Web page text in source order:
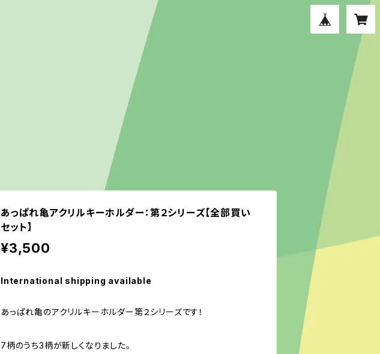
あっぱれ亀アクリルキーホルダー：第２シリーズ【全部買い
セット】
¥3,500
International shipping available
あっぱれ亀のアクリルキーホルダー第２シリーズです！
7柄のうち3柄が新しくなりました。